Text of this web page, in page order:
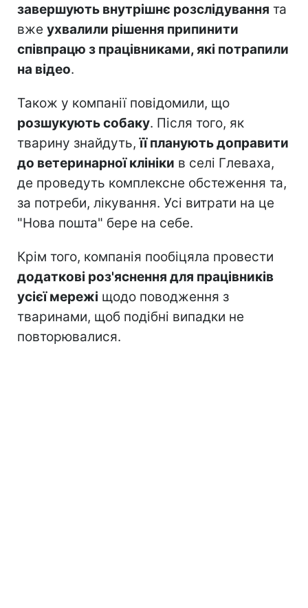
завершують внутрішнє розслідування та
вже ухвалили рішення припинити
співпрацю з працівниками, які потрапили
на відео.
Також у компанії повідомили, що
розшукують собаку. Після того, як
тварину знайдуть,її планують доправити
до ветеринарної клініки в селі Глеваха,
де проведуть комплексне обстеження та,
за потреби, лікування. Усі витрати на це
"Нова пошта" бере на себе.
Крім того, компанія пообіцяла провести
додаткові роз'яснення для працівників
усієї мережі щодо поводження з
тваринами, щоб подібні випадки не
повторювалися.